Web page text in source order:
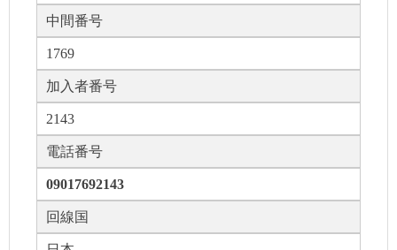
中間番号
1769
加入者番号
2143
電話番号
09017692143
回線国